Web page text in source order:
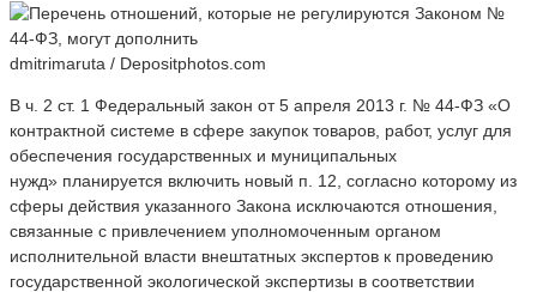
dmitrimaruta / Depositphotos.com
В ч. 2 ст. 1 Федеральный закон от 5 апреля 2013 г. № 44-ФЗ «О
контрактной системе в сфере закупок товаров, работ, услуг для
обеспечения государственных и муниципальных
нужд» планируется включить новый п. 12, согласно которому из
сферы действия указанного Закона исключаются отношения,
связанные с привлечением уполномоченным органом
исполнительной власти внештатных экспертов к проведению
государственной экологической экспертизы в соответствии